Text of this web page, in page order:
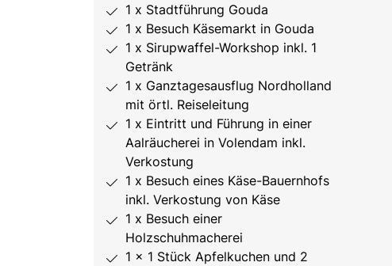
1 x Stadtführung Gouda
1 x Besuch Käsemarkt in Gouda
1 x Sirupwaffel-Workshop inkl. 1
Getränk
1 x Ganztagesausflug Nordholland
mit örtl. Reiseleitung
1 x Eintritt und Führung in einer
Aalräucherei in Volendam inkl.
Verkostung
1 x Besuch eines Käse-Bauernhofs
inkl. Verkostung von Käse
1 x Besuch einer
Holzschuhmacherei
1 x 1 Stück Apfelkuchen und 2